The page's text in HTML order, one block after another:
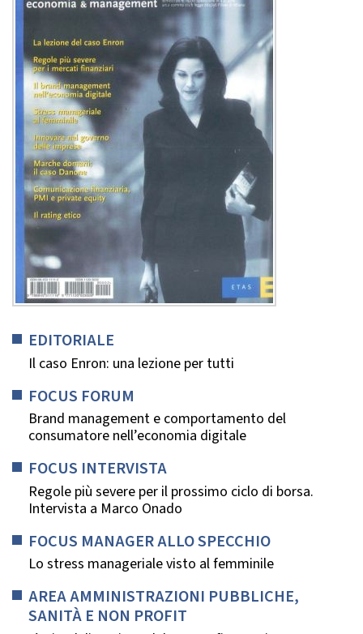
EDITORIALE
Il caso Enron: una lezione per tutti
FOCUS FORUM
Brand management e comportamento del
consumatore nell’economia digitale
FOCUS INTERVISTA
Regole più severe per il prossimo ciclo di borsa.
Intervista a Marco Onado
FOCUS MANAGER ALLO SPECCHIO
Lo stress manageriale visto al femminile
AREA AMMINISTRAZIONI PUBBLICHE,
SANITÀ E NON PROFIT